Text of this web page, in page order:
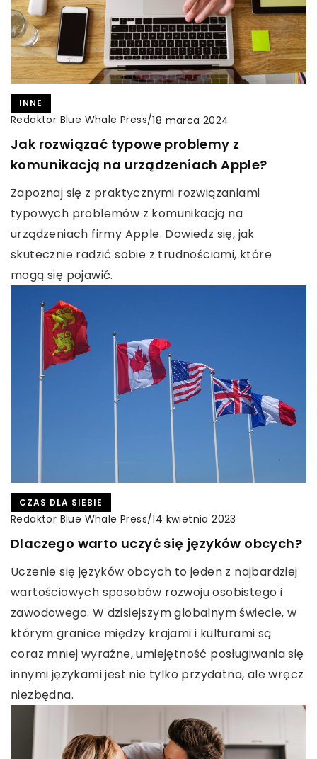
INNE
Redaktor Blue Whale Press/18 marca 2024
Jak rozwiązać typowe problemy z
komunikacją na urządzeniach Apple?
Zapoznaj się z praktycznymi rozwiązaniami
typowych problemów z komunikacją na
urządzeniach firmy Apple. Dowiedz się, jak
skutecznie radzić sobie z trudnościami, które
mogą się pojawić.
CZAS DLA SIEBIE
Redaktor Blue Whale Press/14 kwietnia 2023
Dlaczego warto uczyć się języków obcych?
Uczenie się języków obcych to jeden z najbardziej
wartościowych sposobów rozwoju osobistego i
zawodowego. W dzisiejszym globalnym świecie, w
którym granice między krajami i kulturami są
coraz mniej wyraźne, umiejętność posługiwania się
innymi językami jest nie tylko przydatna, ale wręcz
niezbędna.